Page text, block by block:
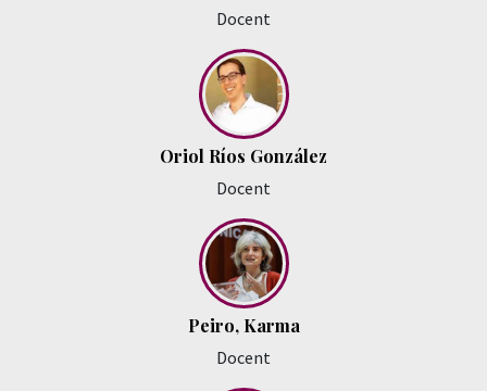
Docent
Oriol Ríos González
Docent
Peiro, Karma
Docent